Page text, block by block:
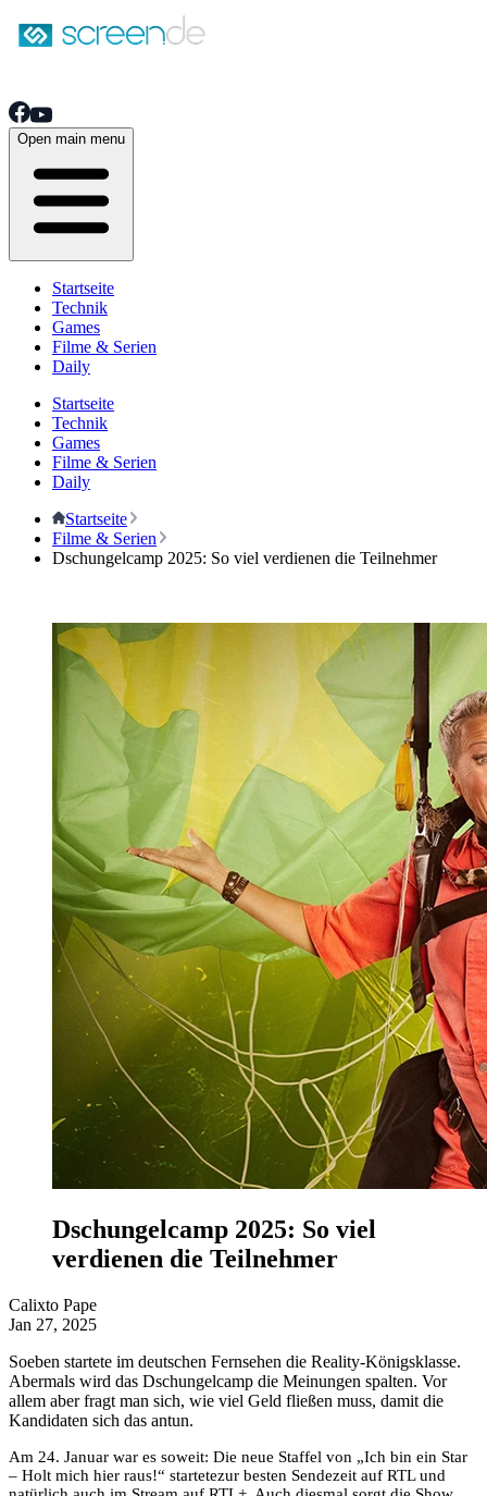
Open main menu
Startseite
Technik
Games
Filme & Serien
Daily
Startseite
Technik
Games
Filme & Serien
Daily
Startseite
Filme & Serien
Dschungelcamp 2025: So viel verdienen die Teilnehmer
Dschungelcamp 2025: So viel
verdienen die Teilnehmer
Calixto Pape
Jan 27, 2025
Soeben startete im deutschen Fernsehen die Reality-Königsklasse.
Abermals wird das Dschungelcamp die Meinungen spalten. Vor
allem aber fragt man sich, wie viel Geld fließen muss, damit die
Kandidaten sich das antun.
Am 24. Januar war es soweit: Die neue Staffel von „Ich bin ein Star
– Holt mich hier raus!“ startetezur besten Sendezeit auf RTL und